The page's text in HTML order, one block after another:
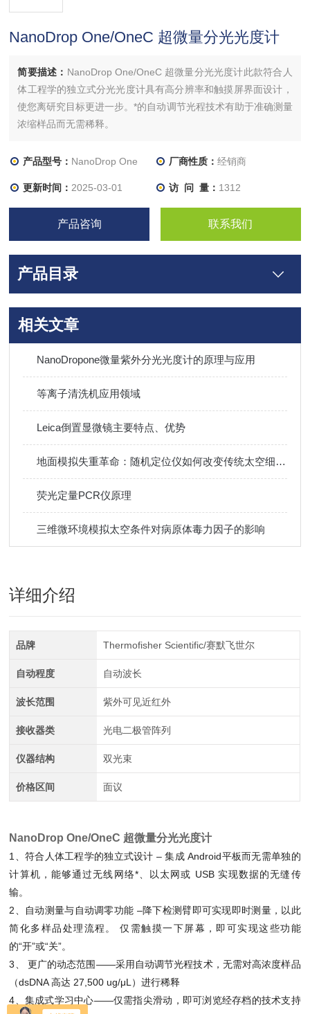
NanoDrop One/OneC 超微量分光光度计
简要描述： NanoDrop One/OneC 超微量分光光度计此款符合人
体工程学的独立式分光光度计具有高分辨率和触摸屏界面设计，
使您离研究目标更进一步。*的自动调节光程技术有助于准确测量
浓缩样品而无需稀释。
产品型号： NanoDrop One 厂商性质： 经销商
更新时间： 2025-03-01 访 问 量： 1312
产品咨询 联系我们
产品目录
相关文章
NanoDropone微量紫外分光光度计的原理与应用
等离子清洗机应用领域
Leica倒置显微镜主要特点、优势
地面模拟失重革命：随机定位仪如何改变传统太空细胞实验
荧光定量PCR仪原理
三维微环境模拟太空条件对病原体毒力因子的影响
详细介绍
品牌 Thermofisher Scientific/赛默飞世尔
自动程度 自动波长
波长范围 紫外可见近红外
接收器类 光电二极管阵列
仪器结构 双光束
价格区间 面议
NanoDrop One/OneC 超微量分光光度计
1、符合人体工程学的独立式设计 – 集成 Android平板而无需单独的
计算机，能够通过无线网络*、以太网或 USB 实现数据的无缝传
输。
2、自动测量与自动调零功能 –降下检测臂即可实现即时测量，以此
简化多样品处理流程。 仅需触摸一下屏幕，即可实现这些功能
的“开”或“关”。
3、 更广的动态范围——采用自动调节光程技术，无需对高浓度样品
（dsDNA 高达 27,500 ug/μL）进行稀释
4、集成式学习中心——仅需指尖滑动，即可浏览经存档的技术支持